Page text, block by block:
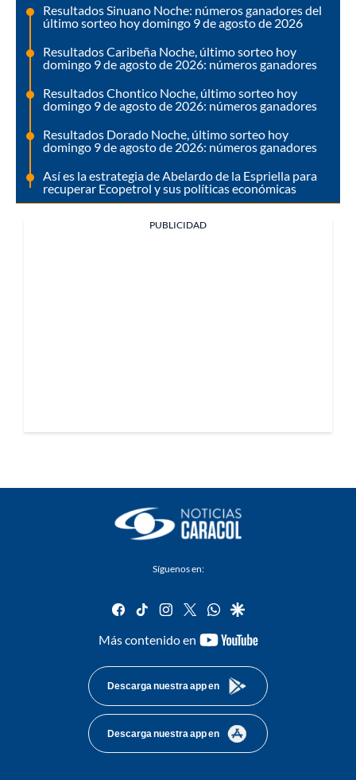
Resultados Sinuano Noche: números ganadores del
último sorteo hoy domingo 9 de agosto de 2026
Resultados Caribeña Noche, último sorteo hoy
domingo 9 de agosto de 2026: números ganadores
Resultados Chontico Noche, último sorteo hoy
domingo 9 de agosto de 2026: números ganadores
Resultados Dorado Noche, último sorteo hoy
domingo 9 de agosto de 2026: números ganadores
Así es la estrategia de Abelardo de la Espriella para
recuperar Ecopetrol y sus políticas económicas
PUBLICIDAD
Síguenos en:
facebook
tiktok instagram
twitterwhatsapp
google
Más contenido en
youtube-
Descarga nuestra app en
Descarga nuestra app en